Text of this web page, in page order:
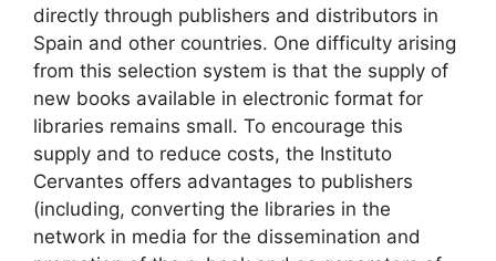
directly through publishers and distributors in
Spain and other countries. One difficulty arising
from this selection system is that the supply of
new books available in electronic format for
libraries remains small. To encourage this
supply and to reduce costs, the Instituto
Cervantes offers advantages to publishers
(including, converting the libraries in the
network in media for the dissemination and